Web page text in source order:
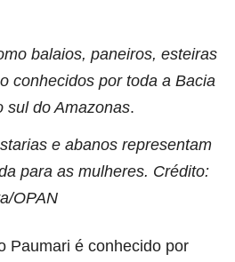
balaios, paneiros, esteiras
conhecidos por toda a Bacia
sul do Amazonas.
e abanos representam
para as mulheres. Crédito:
OPAN
Paumari é conhecido por